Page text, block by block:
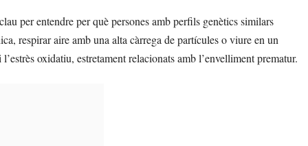
per entendre per què persones amb perfils genètics similars
respirar aire amb una alta càrrega de partícules o viure en un
oxidatiu, estretament relacionats amb l’envelliment prematur.